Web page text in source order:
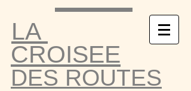
LA
CROISEE
DES ROUTES